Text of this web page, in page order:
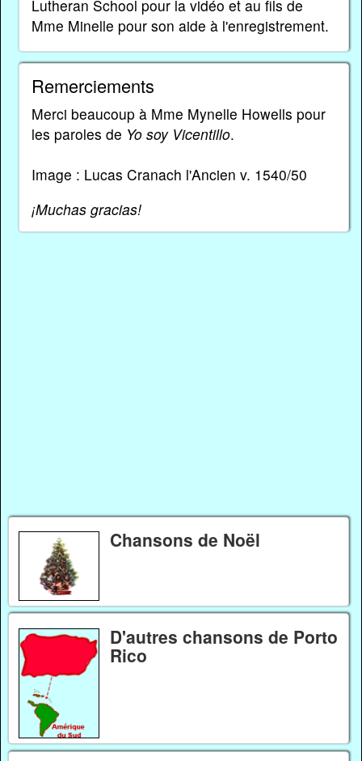
Lutheran School pour la vidéo et au fils de
Mme Minelle pour son aide à l'enregistrement.
Remerciements
Merci beaucoup à Mme Mynelle Howells pour
les paroles de Yo soy Vicentillo.
Image : Lucas Cranach l'Ancien v. 1540/50
¡Muchas gracias!
Chansons de Noël
D'autres chansons de Porto
Rico